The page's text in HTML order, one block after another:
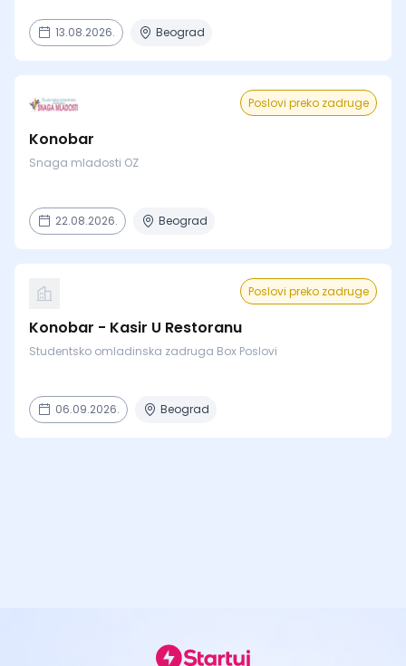
13.08.2026. Beograd
Poslovi preko zadruge
Konobar
Snaga mladosti OZ
22.08.2026. Beograd
Poslovi preko zadruge
Konobar - Kasir U Restoranu
Studentsko omladinska zadruga Box Poslovi
06.09.2026. Beograd